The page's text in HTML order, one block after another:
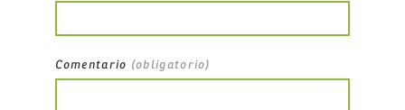
Comentario (obligatorio)